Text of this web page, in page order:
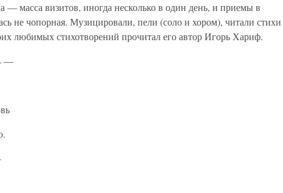
— масса визитов, иногда несколько в один день, и приемы в
не чопорная. Музицировали, пели (соло и хором), читали стихи
любимых стихотворений прочитал его автор Игорь Хариф.
—